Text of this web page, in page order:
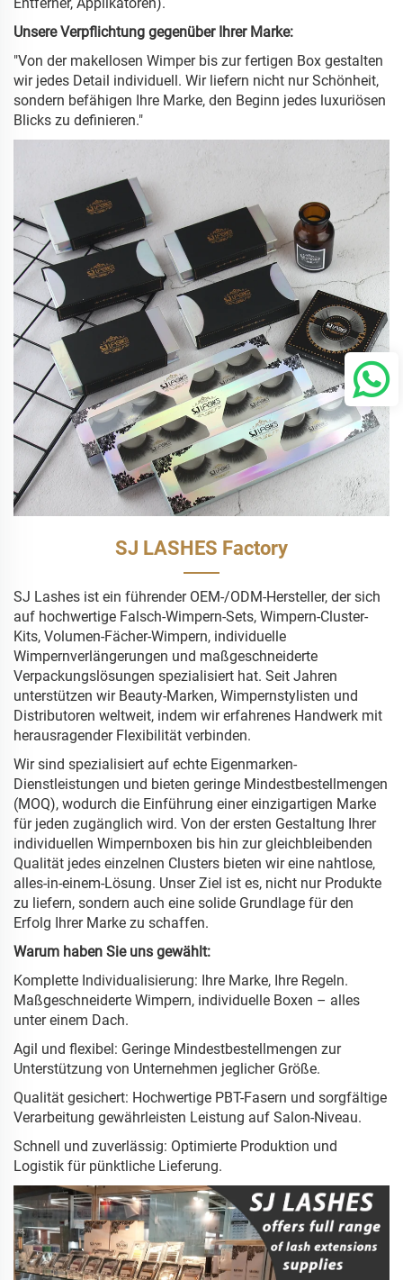
Unsere Verpflichtung gegenüber Ihrer Marke:
"Von der makellosen Wimper bis zur fertigen Box gestalten
wir jedes Detail individuell. Wir liefern nicht nur Schönheit,
sondern befähigen Ihre Marke, den Beginn jedes luxuriösen
Blicks zu definieren."
SJ LASHES Factory
SJ Lashes ist ein führender OEM-/ODM-Hersteller, der sich
auf hochwertige Falsch-Wimpern-Sets, Wimpern-Cluster-
Kits, Volumen-Fächer-Wimpern, individuelle
Wimpernverlängerungen und maßgeschneiderte
Verpackungslösungen spezialisiert hat. Seit Jahren
unterstützen wir Beauty-Marken, Wimpernstylisten und
Distributoren weltweit, indem wir erfahrenes Handwerk mit
herausragender Flexibilität verbinden.
Wir sind spezialisiert auf echte Eigenmarken-
Dienstleistungen und bieten geringe Mindestbestellmengen
(MOQ), wodurch die Einführung einer einzigartigen Marke
für jeden zugänglich wird. Von der ersten Gestaltung Ihrer
individuellen Wimpernboxen bis hin zur gleichbleibenden
Qualität jedes einzelnen Clusters bieten wir eine nahtlose,
alles-in-einem-Lösung. Unser Ziel ist es, nicht nur Produkte
zu liefern, sondern auch eine solide Grundlage für den
Erfolg Ihrer Marke zu schaffen.
Warum haben Sie uns gewählt:
Komplette Individualisierung: Ihre Marke, Ihre Regeln.
Maßgeschneiderte Wimpern, individuelle Boxen – alles
unter einem Dach.
Agil und flexibel: Geringe Mindestbestellmengen zur
Unterstützung von Unternehmen jeglicher Größe.
Qualität gesichert: Hochwertige PBT-Fasern und sorgfältige
Verarbeitung gewährleisten Leistung auf Salon-Niveau.
Schnell und zuverlässig: Optimierte Produktion und
Logistik für pünktliche Lieferung.